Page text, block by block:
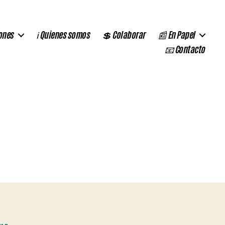
ℹ️ Quienes somos 💲 Colaborar
📰 En Papel
📧 Contacto